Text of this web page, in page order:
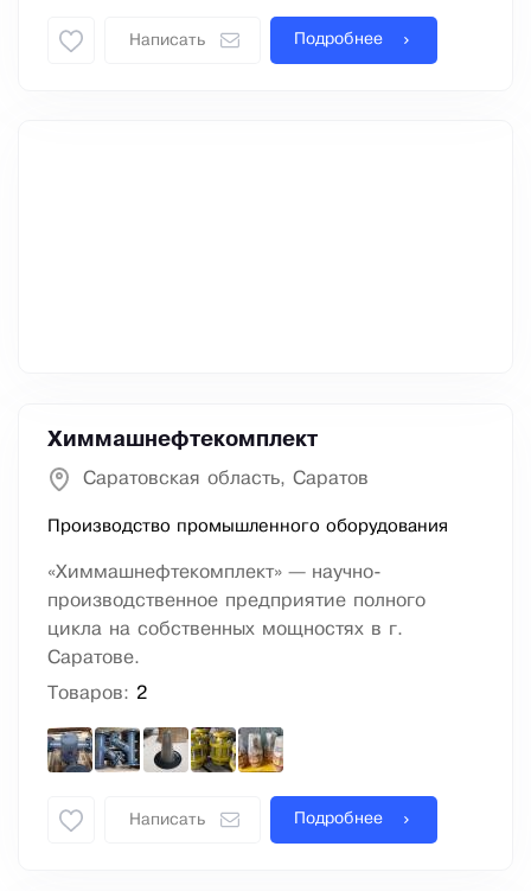
Написать Подробнее
Химмашнефтекомплект
Саратовская область, Саратов
Производство промышленного оборудования
«Химмашнефтекомплект» — научно-
производственное предприятие полного
цикла на собственных мощностях в г.
Саратове.
Товаров: 2
Написать Подробнее